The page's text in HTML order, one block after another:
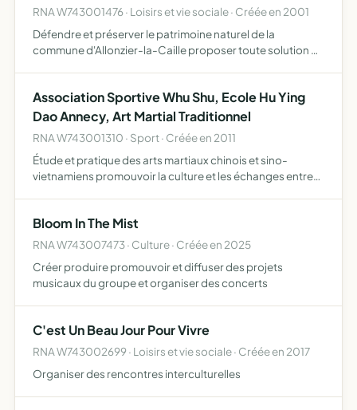
RNA W743001476 · Loisirs et vie sociale · Créée en 2001
Défendre et préserver le patrimoine naturel de la
commune d'Allonzier-la-Caille proposer toute solution de
de…
Association Sportive Whu Shu, Ecole Hu Ying
Dao Annecy, Art Martial Traditionnel
RNA W743001310 · Sport · Créée en 2011
Étude et pratique des arts martiaux chinois et sino-
vietnamiens promouvoir la culture et les échanges entre
Bloom In The Mist
RNA W743007473 · Culture · Créée en 2025
Créer produire promouvoir et diffuser des projets
musicaux du groupe et organiser des concerts
C'est Un Beau Jour Pour Vivre
RNA W743002699 · Loisirs et vie sociale · Créée en 2017
Organiser des rencontres interculturelles